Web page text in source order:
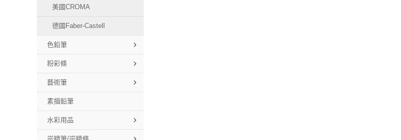
美國CROMA
德國Faber-Castell
色鉛筆
粉彩條
藝術筆
素描鉛筆
水彩用品